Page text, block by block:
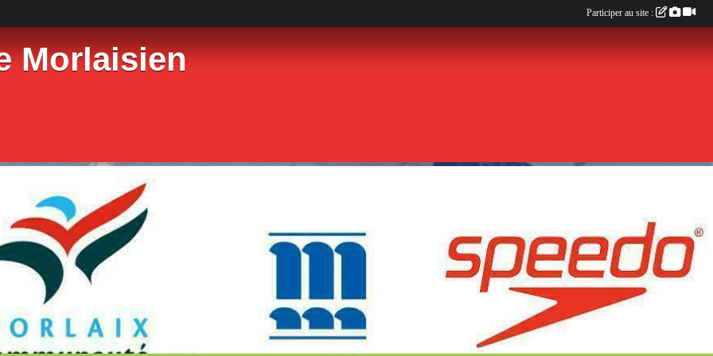
Morlaisien
Participer au site :